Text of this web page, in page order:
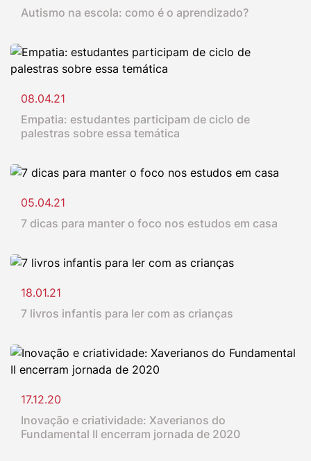
Autismo na escola: como é o aprendizado?
08.04.21
Empatia: estudantes participam de ciclo de
palestras sobre essa temática
05.04.21
7 dicas para manter o foco nos estudos em casa
18.01.21
7 livros infantis para ler com as crianças
17.12.20
Inovação e criatividade: Xaverianos do
Fundamental II encerram jornada de 2020